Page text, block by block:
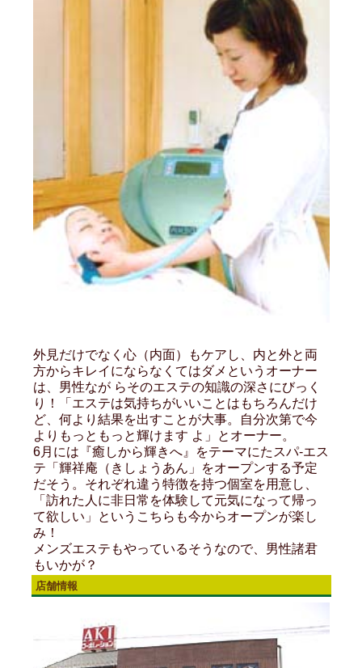
外見だけでなく心（内面）もケアし、内と外と両
方からキレイにならなくてはダメというオーナー
は、男性なが らそのエステの知識の深さにびっく
り！「エステは気持ちがいいことはもちろんだけ
ど、何より結果を出すことが大事。自分次第で今
よりもっともっと輝けます よ」とオーナー。
6月には『癒しから輝きへ』をテーマにたスパ-エス
テ「輝祥庵（きしょうあん」をオープンする予定
だそう。それぞれ違う特徴を持つ個室を用意し、
「訪れた人に非日常を体験して元気になって帰っ
て欲しい」というこちらも今からオープンが楽し
み！
メンズエステもやっているそうなので、男性諸君
もいかが？
店舗情報